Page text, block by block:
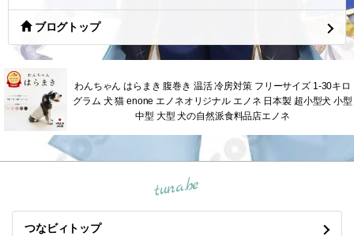
ブログトップ
わんちゃん はらまき 腹巻き 温活 冷房対策 フリーサイズ 1-30キロ
グラム 犬 猫 enone エノネオリジナル エノネ 日本製 超小型犬 小型
中型 大型 犬の自然派食料品店エノネ
tuna.be
つなビィトップ